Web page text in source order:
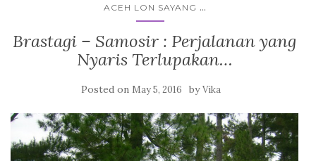
ACEH LON SAYANG ...
Brastagi – Samosir : Perjalanan yang
Nyaris Terlupakan…
Posted on May 5, 2016 byVika